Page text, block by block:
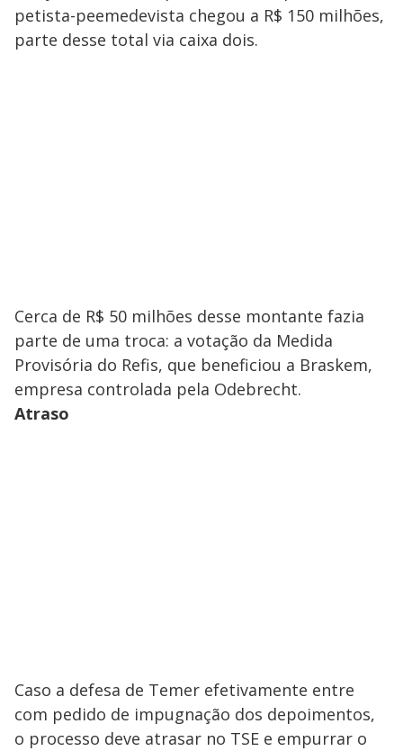
petista-peemedevista chegou a R$ 150 milhões,
parte desse total via caixa dois.
Cerca de R$ 50 milhões desse montante fazia
parte de uma troca: a votação da Medida
Provisória do Refis, que beneficiou a Braskem,
empresa controlada pela Odebrecht.
Atraso
Caso a defesa de Temer efetivamente entre
com pedido de impugnação dos depoimentos,
o processo deve atrasar no TSE e empurrar o